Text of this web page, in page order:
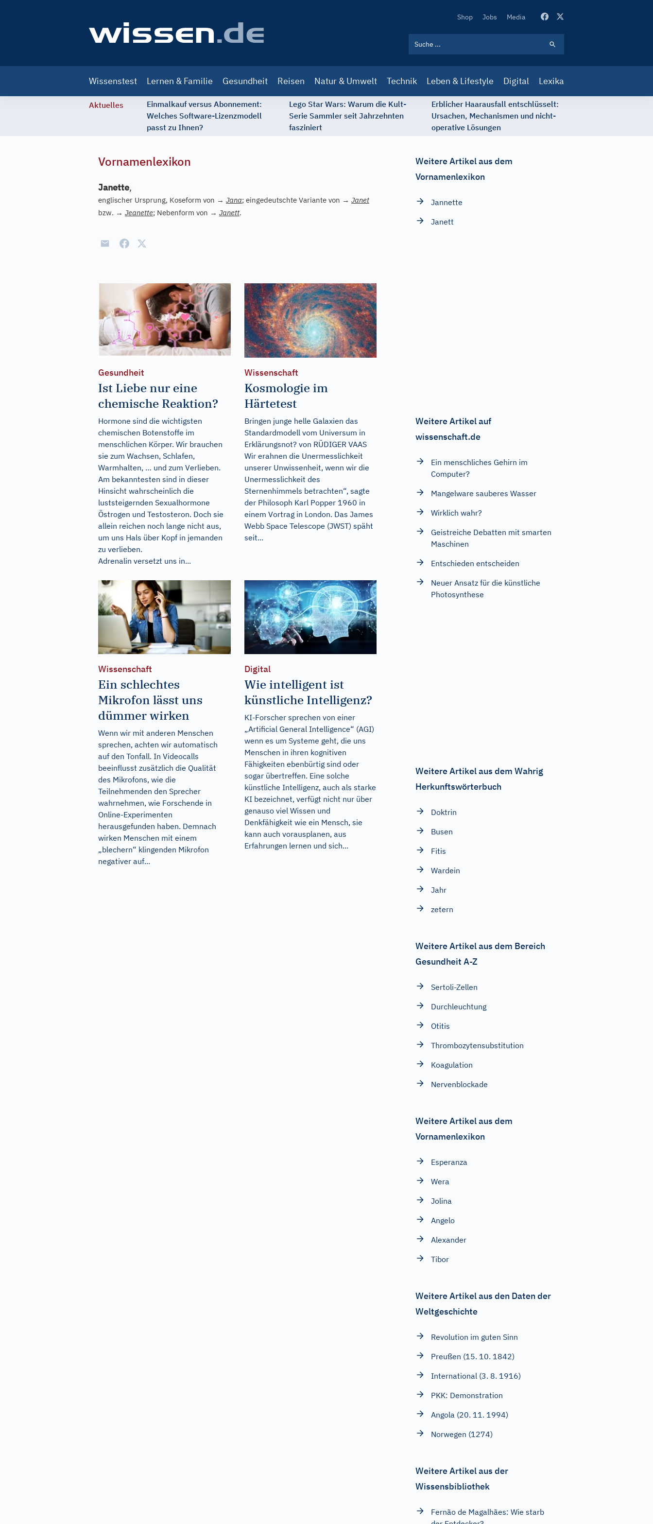
Secondary
Shop Jobs Media
navigation
Wissenstest Lernen & Familie Gesundheit Reisen Natur & Umwelt Technik Leben & Lifestyle Digital Lexika
Aktuelles
Einmalkauf versus Abonnement:
Welches Software-Lizenzmodell
passt zu Ihnen?
Lego Star Wars: Warum die Kult-
Serie Sammler seit Jahrzehnten
fasziniert
Erblicher Haarausfall entschlüsselt:
Ursachen, Mechanismen und nicht-
operative Lösungen
Vornamenlexikon
Janette,
englischer Ursprung, Koseform von → Jana; eingedeutschte Variante von → Janet
bzw. → Jeanette; Nebenform von → Janett.
Gesundheit
Ist Liebe nur eine
chemische Reaktion?
Hormone sind die wichtigsten
chemischen Botenstoffe im
menschlichen Körper. Wir brauchen
sie zum Wachsen, Schlafen,
Warmhalten, … und zum Verlieben.
Am bekanntesten sind in dieser
Hinsicht wahrscheinlich die
luststeigernden Sexualhormone
Östrogen und Testosteron. Doch sie
allein reichen noch lange nicht aus,
um uns Hals über Kopf in jemanden
zu verlieben.
Adrenalin versetzt uns in...
Wissenschaft
Kosmologie im
Härtetest
Bringen junge helle Galaxien das
Standardmodell vom Universum in
Erklärungsnot? von RÜDIGER VAAS
Wir erahnen die Unermesslichkeit
unserer Unwissenheit, wenn wir die
Unermesslichkeit des
Sternenhimmels betrachten“, sagte
der Philosoph Karl Popper 1960 in
einem Vortrag in London. Das James
Webb Space Telescope (JWST) späht
seit...
Wissenschaft
Ein schlechtes
Mikrofon lässt uns
dümmer wirken
Wenn wir mit anderen Menschen
sprechen, achten wir automatisch
auf den Tonfall. In Videocalls
beeinflusst zusätzlich die Qualität
des Mikrofons, wie die
Teilnehmenden den Sprecher
wahrnehmen, wie Forschende in
Online-Experimenten
herausgefunden haben. Demnach
wirken Menschen mit einem
„blechern“ klingenden Mikrofon
negativer auf...
Digital
Wie intelligent ist
künstliche Intelligenz?
KI-Forscher sprechen von einer
„Artificial General Intelligence“ (AGI)
wenn es um Systeme geht, die uns
Menschen in ihren kognitiven
Fähigkeiten ebenbürtig sind oder
sogar übertreffen. Eine solche
künstliche Intelligenz, auch als starke
KI bezeichnet, verfügt nicht nur über
genauso viel Wissen und
Denkfähigkeit wie ein Mensch, sie
kann auch vorausplanen, aus
Erfahrungen lernen und sich...
Weitere Artikel aus dem
Vornamenlexikon
Jannette
Janett
Weitere Artikel auf
wissenschaft.de
Ein menschliches Gehirn im
Computer?
Mangelware sauberes Wasser
Wirklich wahr?
Geistreiche Debatten mit smarten
Maschinen
Entschieden entscheiden
Neuer Ansatz für die künstliche
Photosynthese
Weitere Artikel aus dem Wahrig
Herkunftswörterbuch
Doktrin
Busen
Fitis
Wardein
Jahr
zetern
Weitere Artikel aus dem Bereich
Gesundheit A-Z
Sertoli-Zellen
Durchleuchtung
Otitis
Thrombozytensubstitution
Koagulation
Nervenblockade
Weitere Artikel aus dem
Vornamenlexikon
Esperanza
Wera
Jolina
Angelo
Alexander
Tibor
Weitere Artikel aus den Daten der
Weltgeschichte
Revolution im guten Sinn
Preußen (15. 10. 1842)
International (3. 8. 1916)
PKK: Demonstration
Angola (20. 11. 1994)
Norwegen (1274)
Weitere Artikel aus der
Wissensbibliothek
Fernão de Magalhães: Wie starb